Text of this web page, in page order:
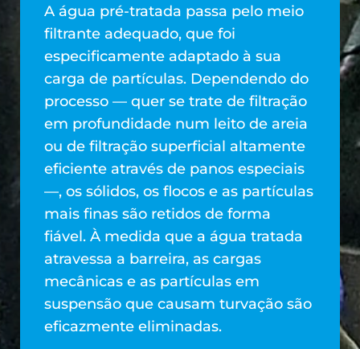
A água pré-tratada passa pelo meio
filtrante adequado, que foi
especificamente adaptado à sua
carga de partículas. Dependendo do
processo — quer se trate de filtração
em profundidade num leito de areia
ou de filtração superficial altamente
eficiente através de panos especiais
—, os sólidos, os flocos e as partículas
mais finas são retidos de forma
fiável. À medida que a água tratada
atravessa a barreira, as cargas
mecânicas e as partículas em
suspensão que causam turvação são
eficazmente eliminadas.